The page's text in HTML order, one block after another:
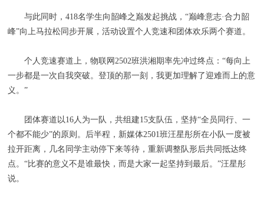
与此同时，418名学生向韶峰之巅发起挑战，“巅峰意志·合力韶
峰”向上马拉松同步开展，活动设置个人竞速和团体欢乐两个赛道。
个人竞速赛道上，物联网2502班洪湘期率先冲过终点：“每向上
一步都是一次自我突破。登顶的那一刻，我更加理解了迎难而上的意
义。”
团体赛道以16人为一队，共组建15支队伍，坚持“全员同行、一
个都不能少”的原则。后半程，新媒体2501班汪星彤所在小队一度被
拉开距离，几名同学主动停下来等待，重新调整队形后共同抵达终
点。“比赛的意义不是谁最快，而是大家一起坚持到最后。”汪星彤
说。